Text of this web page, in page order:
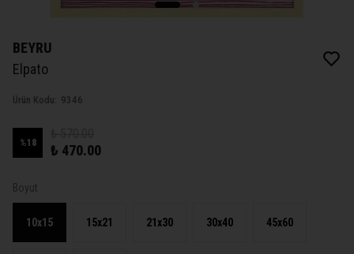
BEYRU
Elpato
Ürün Kodu: 9346
%18 ₺ 470.00
Boyut
10x15 15x21 21x30 30x40 45x60